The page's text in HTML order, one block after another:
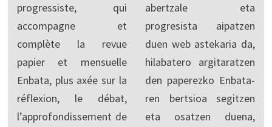
progressiste, qui
accompagne et
complète la revue
papier et mensuelle
Enbata, plus axée sur la
réflexion, le débat,
l’approfondissement de
abertzale eta
progresista aipatzen
duen web astekaria da,
hilabatero argitaratzen
den paperezko Enbata-
ren bertsioa segitzen
eta osatzen duena,